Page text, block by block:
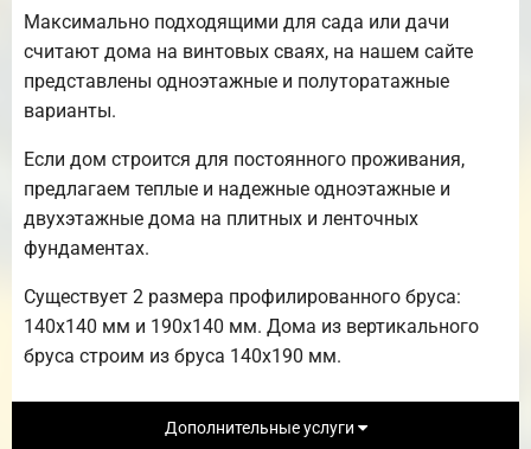
Максимально подходящими для сада или дачи
считают дома на винтовых сваях, на нашем сайте
представлены одноэтажные и полуторатажные
варианты.
Если дом строится для постоянного проживания,
предлагаем теплые и надежные одноэтажные и
двухэтажные дома на плитных и ленточных
фундаментах.
Существует 2 размера профилированного бруса:
140х140 мм и 190х140 мм. Дома из вертикального
бруса строим из бруса 140х190 мм.
Дополнительные услуги